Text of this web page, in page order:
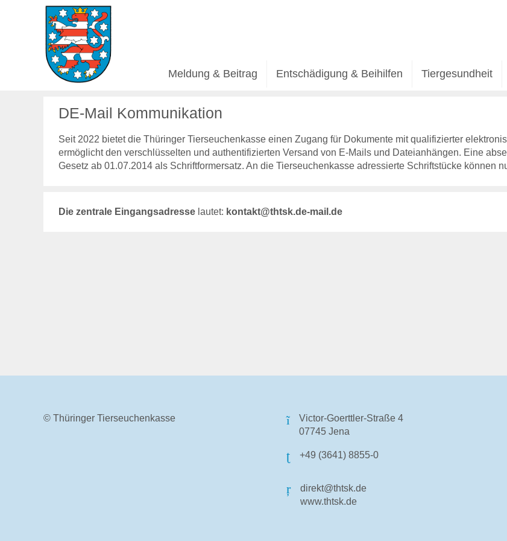
Meldung & Beitrag Entschädigung & Beihilfen Tiergesundheit
DE-Mail Kommunikation
Seit 2022 bietet die Thüringer Tierseuchenkasse einen Zugang für Dokumente mit qualifizierter
ermöglicht den verschlüsselten und authentifizierten Versand von E-Mails und Dateianhängen. Eine
Gesetz ab 01.07.2014 als Schriftformersatz. An die Tierseuchenkasse adressierte Schriftstücke können
Die zentrale Eingangsadresse lautet: kontakt@thtsk.de-mail.de
© Thüringer Tierseuchenkasse
Victor-Goerttler-Straße 4
07745 Jena
+49 (3641) 8855-0
direkt@thtsk.de
www.thtsk.de